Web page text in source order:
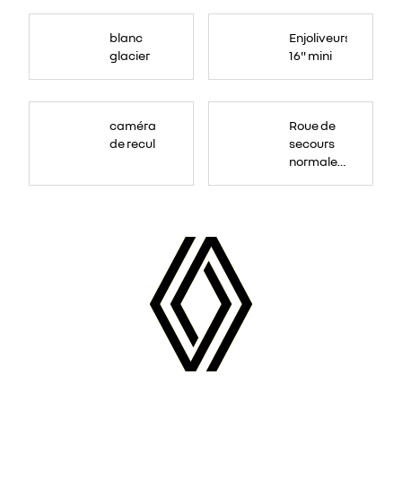
blanc
glacier
Enjoliveurs
16" mini
caméra
de recul
Roue de
secours
normale